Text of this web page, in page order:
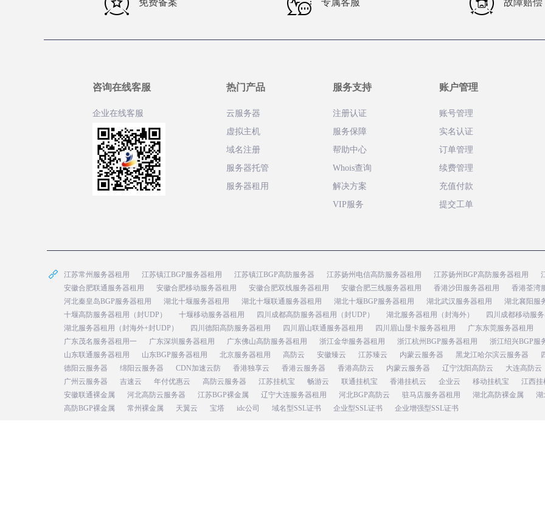
咨询在线客服
企业在线客服
热门产品
云服务器
虚拟主机
域名注册
服务器托管
服务器租用
服务支持
注册认证
服务保障
帮助中心
Whois查询
解决方案
VIP服务
账户管理
账号管理
实名认证
订单管理
续费管理
充值付款
提交工单
江苏常州服务器租用 江苏镇江BGP服务器租用 江苏镇江BGP高防服务器 江苏扬州电信高防服务器租用 江苏扬州BGP高防服务器租用
安徽合肥联通服务器租用
安徽合肥移动服务器租用 安徽合肥双线服务器租用 安徽合肥三线服务器租用 香港沙田服务器租用
香港荃湾
河北秦皇岛BGP服务器租用
湖北十堰服务器租用 湖北十堰联通服务器租用 湖北十堰BGP服务器租用 湖北武汉服务器租用
湖北襄阳服
十堰高防服务器租用（封UDP）
十堰移动服务器租用 四川成都高防服务器租用（封UDP） 湖北服务器租用（封海外）
四川成都移动服
湖北服务器租用（封海外+封UDP）
四川德阳高防服务器租用 四川眉山联通服务器租用 四川眉山显卡服务器租用
广东东莞服务器租用
广东茂名服务器租用一
广东深圳服务器租用 广东佛山高防服务器租用 浙江金华服务器租用 浙江杭州BGP服务器租用
浙江绍兴BGP服
山东联通服务器租用
山东BGP服务器租用 北京服务器租用 高防云 安徽臻云 江苏臻云 内蒙云服务器 黑龙江哈尔滨云服务器
德阳云服务器
绵阳云服务器 CDN加速云防 香港独享云 香港云服务器 香港高防云 内蒙云服务器 辽宁沈阳高防云
大连高防云
广州云服务器
吉速云 年付优惠云 高防云服务器 江苏挂机宝 畅游云 联通挂机宝 香港挂机云 企业云 移动挂机宝
江西挂
安徽联通裸金属
河北高防云服务器 江苏BGP裸金属 辽宁大连服务器租用 河北BGP高防云 驻马店服务器租用 湖北高防裸金属
湖
高防BGP裸金属
常州裸金属 天翼云 宝塔 idc公司 域名型SSL证书 企业型SSL证书 企业增强型SSL证书